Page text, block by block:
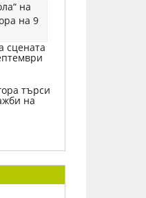
сцената
търси
на